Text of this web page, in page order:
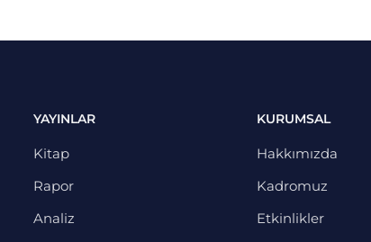
YAYINLAR
Kitap
Rapor
Analiz
KURUMSAL
Hakkımızda
Kadromuz
Etkinlikler